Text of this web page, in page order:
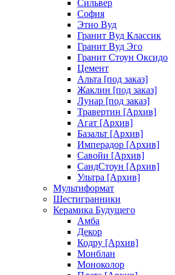
Сильвер
София
Этно Вуд
Гранит Вуд Классик
Гранит Вуд Эго
Гранит Стоун Оксидо
Цемент
Альта [под заказ]
Жаклин [под заказ]
Лунар [под заказ]
Травертин [Архив]
Агат [Архив]
Базальт [Архив]
Имперадор [Архив]
Савойи [Архив]
СандСтоун [Архив]
Ультра [Архив]
Мультиформат
Шестигранники
Керамика Будущего
Амба
Декор
Кодру [Архив]
Монблан
Моноколор